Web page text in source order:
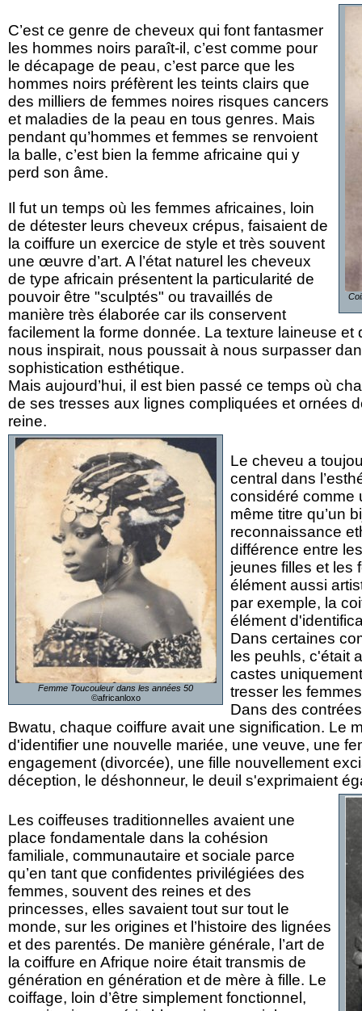
C’est ce genre de cheveux qui font fantasmer
les hommes noirs paraît-il, c’est comme pour
le décapage de peau, c’est parce que les
hommes noirs préfèrent les teints clairs que
des milliers de femmes noires risques cancers
et maladies de la peau en tous genres. Mais
pendant qu’hommes et femmes se renvoient
la balle, c’est bien la femme africaine qui y
perd son âme.
Il fut un temps où les femmes africaines, loin
de détester leurs cheveux crépus, faisaient de
la coiffure un exercice de style et très souvent
une œuvre d’art. A l’état naturel les cheveux
de type africain présentent la particularité de
pouvoir être "sculptés" ou travaillés de
manière très élaborée car ils conservent
facilement la forme donnée. La texture laineuse
nous inspirait, nous poussait à nous surpasser
sophistication esthétique.
Mais aujourd’hui, il est bien passé ce temps où
de ses tresses aux lignes compliquées et ornées
reine.
Femme Toucouleur dans les années 50
©africanloxo
Le cheveu a
central dans
considéré comme
même titre qu’un
reconnaissance
différence entre
jeunes filles et les
élément aussi
par exemple, la
élément
Dans certaines
les peuhls, c'était
castes
tresser les
Dans des
Bwatu, chaque coiffure avait une signification. Le
d'identifier une nouvelle mariée, une veuve, une
engagement (divorcée), une fille nouvellement
déception, le déshonneur, le deuil s'exprimaient
Les coiffeuses traditionnelles avaient une
place fondamentale dans la cohésion
familiale, communautaire et sociale parce
qu’en tant que confidentes privilégiées des
femmes, souvent des reines et des
princesses, elles savaient tout sur tout le
monde, sur les origines et l’histoire des lignées
et des parentés. De manière générale, l’art de
la coiffure en Afrique noire était transmis de
génération en génération et de mère à fille. Le
coiffage, loin d’être simplement fonctionnel,